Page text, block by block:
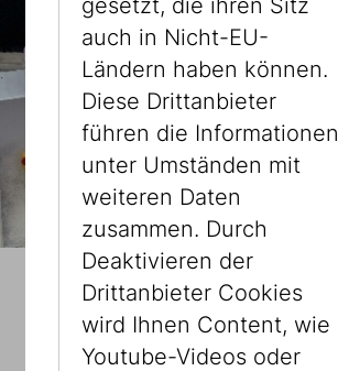
29.07.2026 – 09:30 Uhr
Wie es mir gefällt!
gesetzt, die ihren Sitz
auch in Nicht-EU-
Ländern haben können.
Diese Drittanbieter
führen die Informationen
unter Umständen mit
weiteren Daten
zusammen. Durch
Deaktivieren der
Drittanbieter Cookies
wird Ihnen Content, wie
Youtube-Videos oder